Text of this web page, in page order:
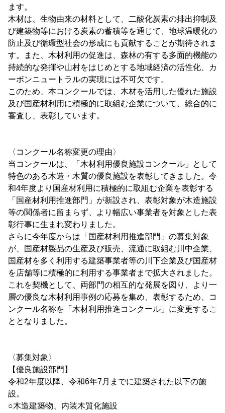
ます。
木材は、生物由来の材料として、二酸化炭素の排出抑制及
び建築物等における炭素の蓄積等を通じて、地球温暖化の
防止及び循環型社会の形成にも貢献することが期待されま
す。また、木材利用の促進は、森林の有する多面的機能の
持続的な発揮や山村をはじめとする地域経済の活性化、カ
ーボンニュートラルの実現には不可欠です。
このため、本コンクールでは、木材を活用した優れた施設
及び国産材利用に積極的に取組む企業について、総合的に
審査し、表彰しています。
〈コンクール名称変更の理由〉
当コンクールは、「木材利用優良施設コンクール」として
特色のある木造・木質の優良施設を表彰してきました。令
和4年度より国産材利用に積極的に取組む企業を表彰する
「国産材利用推進部門」が新設され、表彰対象が木造施設
等の関係者に留まらず、より幅広い事業者を対象とした表
彰行事に生まれ変わりました。
さらに今年度からは「国産材利用推進部門」の募集対象
が、国産材製品の生産及び販売、流通に取組む川中企業、
国産材を多く利用する建築事業者等の川下企業及び国産材
を店舗等に積極的に利用する事業者まで拡大されました。
これを契機として、両部門の相互的な発展を図り、より一
層の優良な木材利用事例の応募を集め、表彰するため、コ
ンクール名称を「木材利用推進コンクール」に変更するこ
ととなりました。
〈募集対象〉
【優良施設部門】
令和2年度以降、令和6年7月までに建築された以下の施
設。
○木造建築物、内装木質化施設